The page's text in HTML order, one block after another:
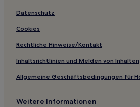
Datenschutz
Cookies
Rechtliche Hinweise/Kontakt
Inhaltsrichtlinien und Melden von Inhalten
Allgemeine Geschäftsbedingungen für
Weitere Informationen